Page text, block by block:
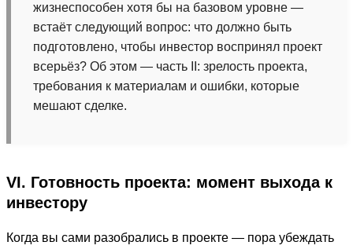
жизнеспособен хотя бы на базовом уровне —
встаёт следующий вопрос: что должно быть
подготовлено, чтобы инвестор воспринял проект
всерьёз? Об этом — часть II: зрелость проекта,
требования к материалам и ошибки, которые
мешают сделке.
VI. Готовность проекта: момент выхода к
инвестору
Когда вы сами разобрались в проекте — пора убеждать